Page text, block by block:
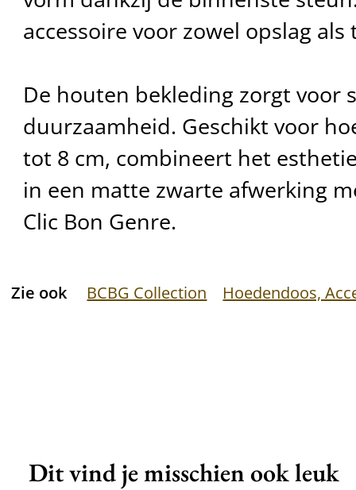
accessoire voor zowel opslag
De houten bekleding zorgt voor
duurzaamheid. Geschikt voor
tot 8 cm, combineert het
in een matte zwarte afwerking
Clic Bon Genre.
Zie ook BCBG Collection Hoedendoos,
Dit vind je misschien ook leuk